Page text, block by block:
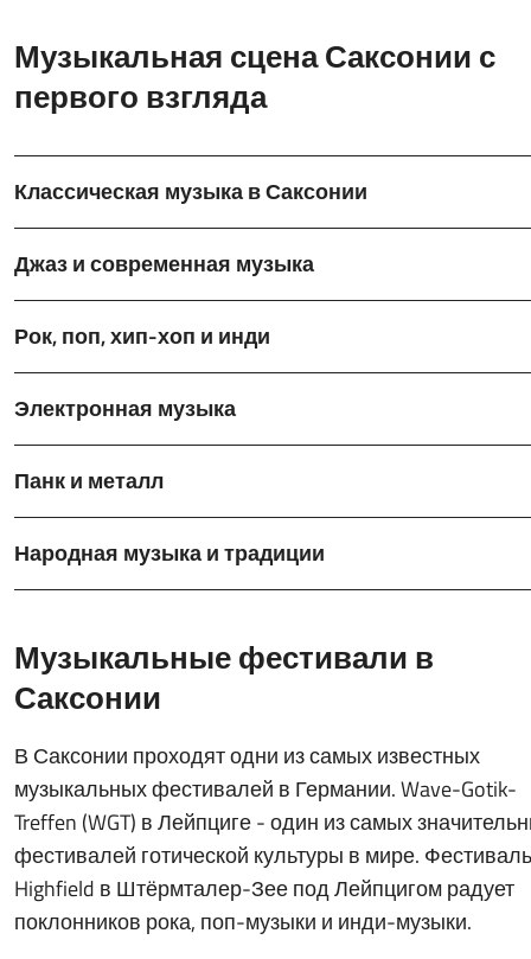
Музыкальная сцена Саксонии с
первого взгляда
Классическая музыка в Саксонии
Джаз и современная музыка
Рок, поп, хип-хоп и инди
Электронная музыка
Панк и металл
Народная музыка и традиции
Музыкальные фестивали в
Саксонии
В Саксонии проходят одни из самых известных
музыкальных фестивалей в Германии. Wave-Gotik-
Treffen (WGT) в Лейпциге - один из самых
фестивалей готической культуры в мире. Фестиваль
Highfield в Штёрмталер-Зее под Лейпцигом радует
поклонников рока, поп-музыки и инди-музыки.